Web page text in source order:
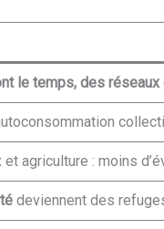
le temps, des réseaux
et agriculture : moins
deviennent des